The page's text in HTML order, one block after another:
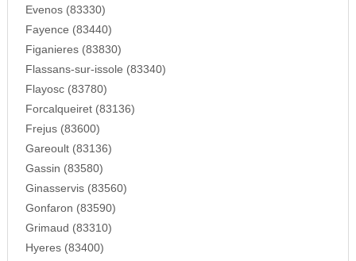
Evenos (83330)
Fayence (83440)
Figanieres (83830)
Flassans-sur-issole (83340)
Flayosc (83780)
Forcalqueiret (83136)
Frejus (83600)
Gareoult (83136)
Gassin (83580)
Ginasservis (83560)
Gonfaron (83590)
Grimaud (83310)
Hyeres (83400)